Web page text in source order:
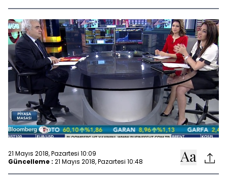
21 Mayıs 2018, Pazartesi 10:09
Güncelleme : 21 Mayıs 2018, Pazartesi 10:48